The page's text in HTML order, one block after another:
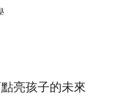
亮孩子的未來